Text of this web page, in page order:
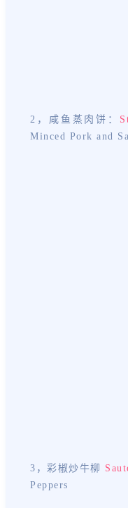
2，咸鱼蒸肉饼：
Minced Pork and
3，彩椒炒牛柳
Peppers